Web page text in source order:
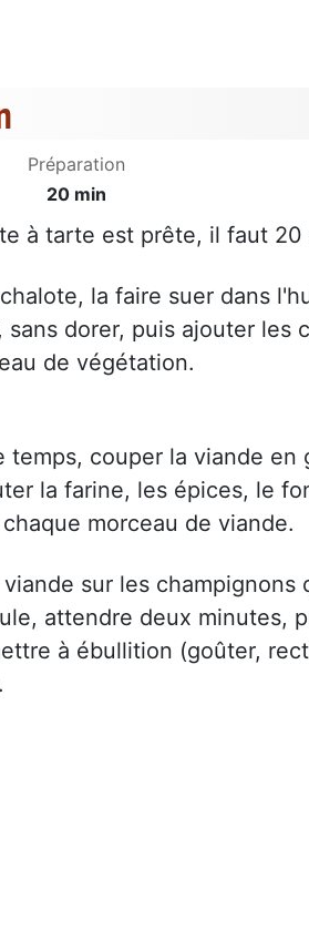
Préparation
20 min
à tarte est prête, il faut
la faire suer dans
sans dorer, puis ajouter les
de végétation.
temps, couper la viande
la farine, les épices, le
morceau de viande.
viande sur les
attendre deux minutes,
à ébullition (goûter,